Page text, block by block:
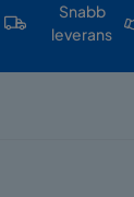
Snabb
leverans